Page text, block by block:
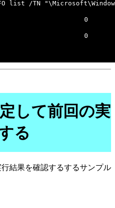
して前回の実
る
結果を確認するするサンプル